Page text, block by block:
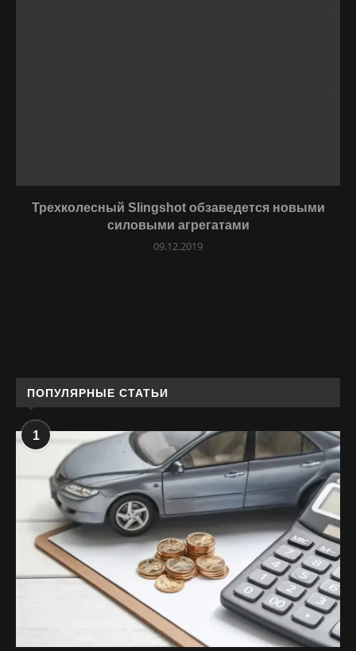
Трехколесный Slingshot обзаведется новыми
силовыми агрегатами
09.12.2019
ПОПУЛЯРНЫЕ СТАТЬИ
1